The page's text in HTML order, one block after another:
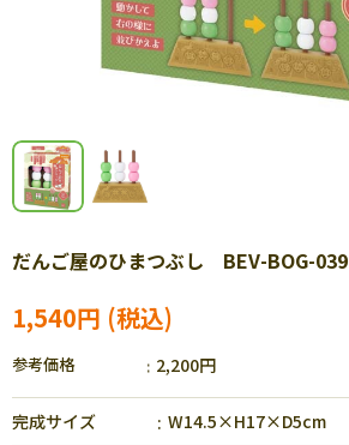
だんご屋のひまつぶし BEV-BOG-039
1,540円
参考価格 2,200円
完成サイズ W14.5×H17×D5cm